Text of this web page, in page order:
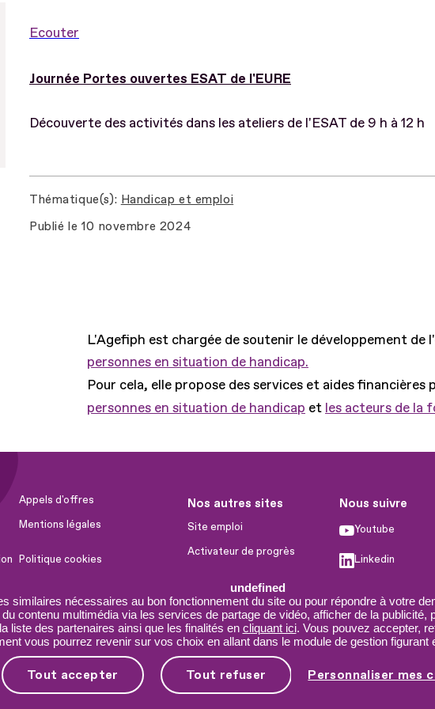
undefined
similaires nécessaires au bon fonctionnement du site ou pour répondre à votre
contenu multimédia via les services de partage de vidéo, afficher de la
liste des partenaires ainsi que les finalités en cliquant ici. Vous pouvez accepter,
vous pourrez revenir sur vos choix en allant dans le module de gestion figurant
Tout accepter Tout refuser Personnaliser mes
Ecouter
Journée Portes ouvertes ESAT de l'EURE
Découverte des activités dans les ateliers de l'ESAT de 9 h à 12 h
Thématique(s) Handicap et emploi
Publié le 10 novembre 2024
L'Agefiph est chargée de soutenir le développement de
personnes en situation de handicap.
Pour cela, elle propose des services et aides financières
personnes en situation de handicap et les acteurs de la
Appels d'offres
Mentions légales
Politique cookies
Plan du site
Nos autres sites
Site emploi
Activateur de progrès
Innovation et recherche
Université du RRH
Service AppuiPro
Nous suivre
Youtube
Linkedin
X